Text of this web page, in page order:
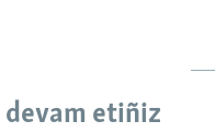
devam etiñiz